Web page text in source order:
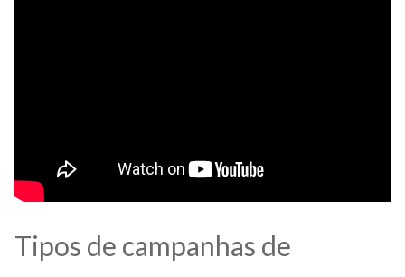
Tipos de campanhas de